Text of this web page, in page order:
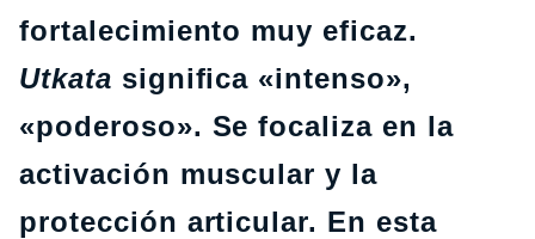
fortalecimiento muy eficaz.
Utkata significa «intenso»,
«poderoso». Se focaliza en la
activación muscular y la
protección articular. En esta